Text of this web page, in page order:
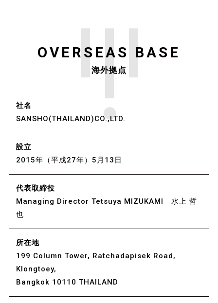
OVERSEAS BASE
海外拠点
社名
SANSHO(THAILAND)CO.,LTD.
設立
2015年（平成27年）5月13日
代表取締役
Managing Director Tetsuya MIZUKAMI 水上 哲
也
所在地
199 Column Tower, Ratchadapisek Road,
Klongtoey,
Bangkok 10110 THAILAND